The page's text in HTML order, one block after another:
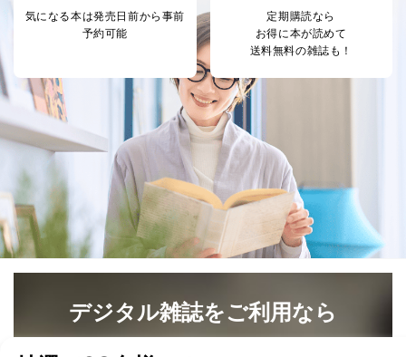
の個人情報
その他当社のプライバシーポリシ
ー等にて公表する利用目的達成の
※上記の利用目的のうちNo.1～5については保有個人デ
ータ（開示対象個人情報）の利用目的であり、下記4.の
開示等のご請求に対応させていただきます。
なお、6、7については、パートナー（提携企業）様又は
各SNS運営会社様にご請求いただきますようお願い致し
３．個人情報の第三者提供について
当社は、取得した個人情報を適切に管理し､あらかじめ
本人の同意を得ることなく第三者に提供することはあり
ません。ただし、次の場合は除きます。
人の生命､身体または財産の保護のために必要がある
場合であって、本人の同意を得ることが困難であると
き。
気になる本は発売日前から事前
予約可能
定期購読なら
お得に本が読めて
送料無料の雑誌も！
デジタル雑誌をご利用なら